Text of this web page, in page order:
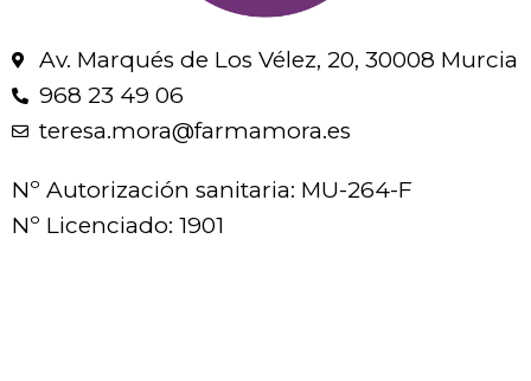
Av. Marqués de Los Vélez, 20, 30008 Murcia
968 23 49 06
teresa.mora@farmamora.es
Nº Autorización sanitaria: MU-264-F
Nº Licenciado: 1901